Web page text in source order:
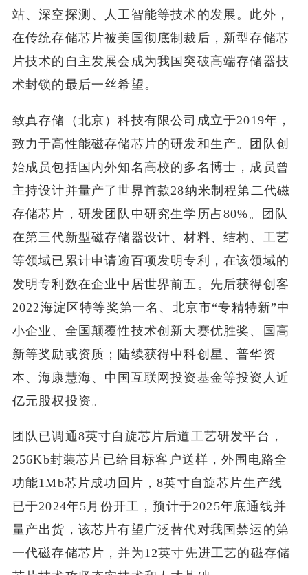
站、深空探测、人工智能等技术的发展。此外，
在传统存储芯片被美国彻底制裁后，新型存储芯
片技术的自主发展会成为我国突破高端存储器技
术封锁的最后一丝希望。
致真存储（北京）科技有限公司成立于2019年，
致力于高性能磁存储芯片的研发和生产。团队创
始成员包括国内外知名高校的多名博士，成员曾
主持设计并量产了世界首款28纳米制程第二代磁
存储芯片，研发团队中研究生学历占80%。团队
在第三代新型磁存储器设计、材料、结构、工艺
等领域已累计申请逾百项发明专利，在该领域的
发明专利数在企业中居世界前五。先后获得创客
2022海淀区特等奖第一名、北京市“专精特新”中
小企业、全国颠覆性技术创新大赛优胜奖、国高
新等奖励或资质；陆续获得中科创星、普华资
本、海康慧海、中国互联网投资基金等投资人近
亿元股权投资。
团队已调通8英寸自旋芯片后道工艺研发平台，
256Kb封装芯片已给目标客户送样，外围电路全
功能1Mb芯片成功回片，8英寸自旋芯片生产线
已于2024年5月份开工，预计于2025年底通线并
量产出货，该芯片有望广泛替代对我国禁运的第
一代磁存储芯片，并为12英寸先进工艺的磁存储